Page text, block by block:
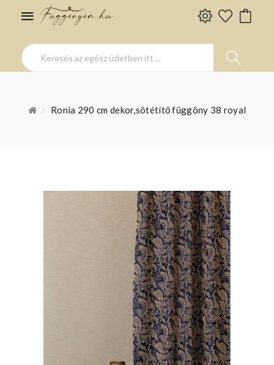
Ronia 290 cm dekor,sötétítő függöny 38 royal